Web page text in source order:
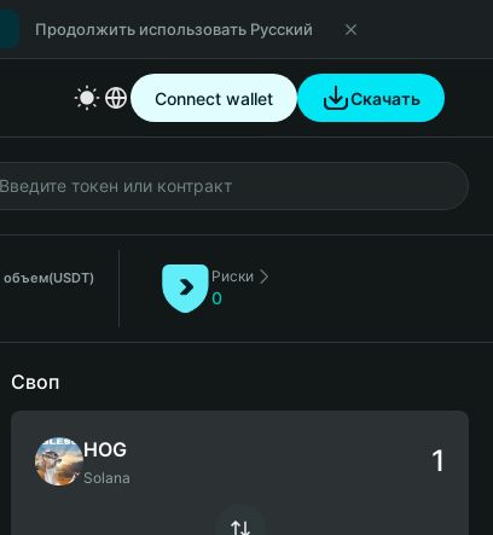
Продолжить использовать Русский
Connect wallet Скачать
объем(USDT) Риски
0
Своп
HOG
Solana